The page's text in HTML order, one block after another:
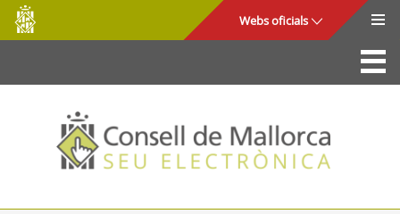
Salta al contingut principal
Consell
de
Mallorca
Webs oficials
La Seu
Consell de Mallorca
Accés i seguretat